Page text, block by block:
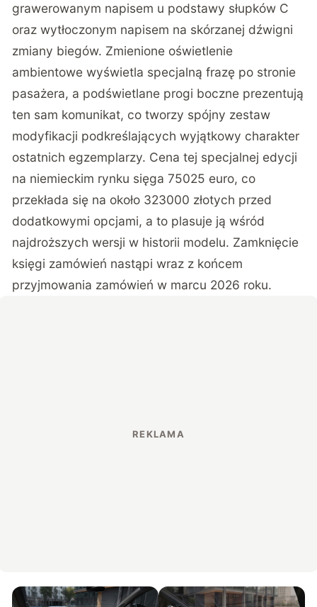
grawerowanym napisem u podstawy słupków C
oraz wytłoczonym napisem na skórzanej dźwigni
zmiany biegów. Zmienione oświetlenie
ambientowe wyświetla specjalną frazę po stronie
pasażera, a podświetlane progi boczne prezentują
ten sam komunikat, co tworzy spójny zestaw
modyfikacji podkreślających wyjątkowy charakter
ostatnich egzemplarzy. Cena tej specjalnej edycji
na niemieckim rynku sięga 75025 euro, co
przekłada się na około 323000 złotych przed
dodatkowymi opcjami, a to plasuje ją wśród
najdroższych wersji w historii modelu. Zamknięcie
księgi zamówień nastąpi wraz z końcem
przyjmowania zamówień w marcu 2026 roku.